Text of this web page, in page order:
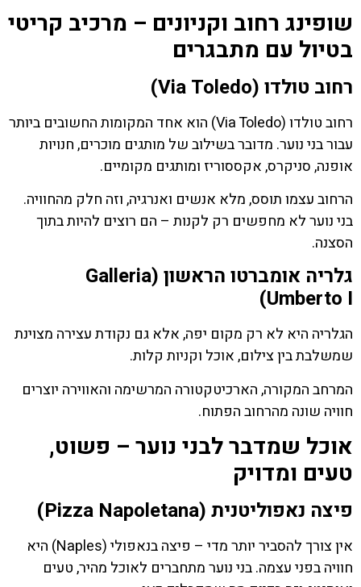
שופינג רחוב וקניונים – מרכיב קריטי
בטיול עם מתבגרים
רחוב טולדו (Via Toledo)
רחוב טולדו (Via Toledo) הוא אחד המקומות החשובים ביותר
עבור בני נוער. מדובר בשילוב של מותגים מוכרים, חנויות
אופנה, סניקרס, אקססוריז ומותגים מקומיים.
הרחוב עצמו תוסס, מלא אנשים ואנרגיה, וזה חלק מהחוויה.
בני נוער לא מחפשים רק לקנות – הם רוצים להיות בתוך
הסצנה.
גלריה אומברטו הראשון (Galleria
Umberto I)
הגלריה היא לא רק מקום יפה, אלא גם נקודת עצירה מצוינת
שמשלבת בין צילום, אוכל וקניות קלות.
המרחב המקורה, הארכיטקטורה המרשימה והאווירה יוצרים
חוויה שונה מהרחוב הפתוח.
אוכל שמדבר לבני נוער – פשוט,
טעים ומדויק
פיצה נאפוליטנית (Pizza Napoletana)
אין צורך להסביר יותר מדי – פיצה בנאפולי (Naples) היא
חוויה בפני עצמה. בני נוער מתחברים לאוכל מהיר, טעים